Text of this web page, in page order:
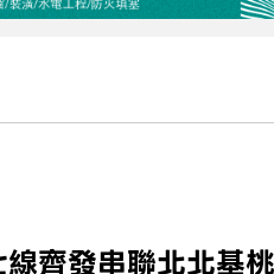
齊發串聯北北基